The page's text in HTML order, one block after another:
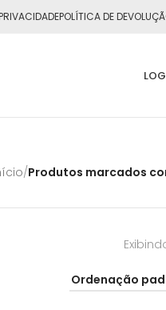
POLÍTICA DE
/Produtos marcados